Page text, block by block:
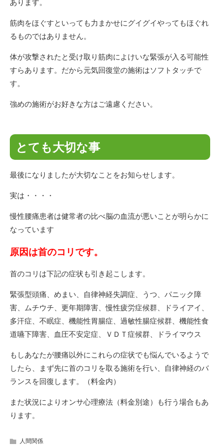
あります。
筋肉をほぐすといっても力まかせにグイグイやってもほぐれ
るものではありません。
体が攻撃されたと受け取り筋肉によけいな緊張が入る可能性
すらあります。だから元気回復堂の施術はソフトタッチで
す。
強めの施術がお好きな方はご遠慮ください。
とても大切な事
最後になりましたが大切なことをお知らせします。
実は・・・・
慢性腰痛患者は健常者の比べ脳の血流が悪いことが明らかに
なっています
原因は首のコリです。
首のコリは下記の症状も引き起こします。
緊張型頭痛、めまい、自律神経失調症、うつ、パニック障
害、ムチウチ、更年期障害、慢性疲労症候群、ドライアイ、
多汗症、不眠症、機能性胃腸症、過敏性腸症候群、機能性食
道嚥下障害、血圧不安定症、ＶＤＴ症候群、ドライマウス
もしあなたが腰痛以外にこれらの症状でも悩んでいるようで
したら、まず先に首のコリを取る施術を行い、自律神経のバ
ランスを回復します。（料金内）
また状況によりオンサ心理療法（料金別途）も行う場合もあ
ります。
人間関係